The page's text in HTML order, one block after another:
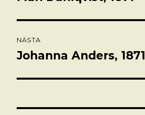
NÄSTA
Nästa
Johanna Anders, 1871